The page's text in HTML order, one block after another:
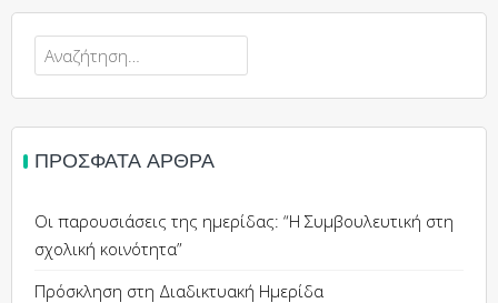
ΠΡΌΣΦΑΤΑ ΆΡΘΡΑ
Οι παρουσιάσεις της ημερίδας: “Η Συμβουλευτική στη
σχολική κοινότητα”
Πρόσκληση στη Διαδικτυακή Ημερίδα